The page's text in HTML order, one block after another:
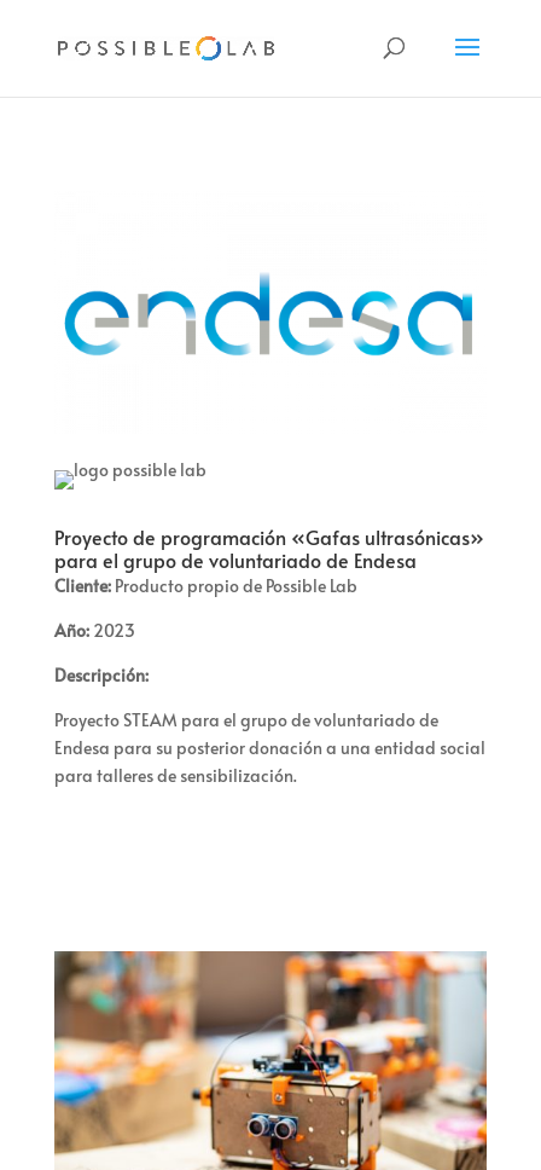
Proyecto de programación «Gafas ultrasónicas»
para el grupo de voluntariado de Endesa
Cliente: Producto propio de Possible Lab
Año:2023
Descripción:
Proyecto STEAM para el grupo de voluntariado de
Endesa para su posterior donación a una entidad social
para talleres de sensibilización.